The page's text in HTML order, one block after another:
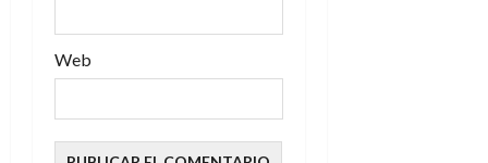
Web